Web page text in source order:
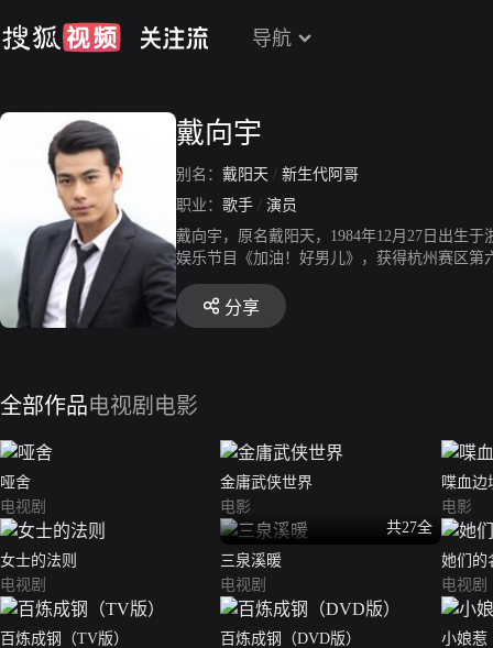
导航
戴向宇
别名： 戴阳天 / 新生代阿哥
职业： 歌手 / 演员
戴向宇，原名戴阳天，1984年12月27日出生
娱乐节目《加油！好男儿》，获得杭州赛区
团签约。2008年，出演个人首部电视剧《缘
配角提名、年度最佳新人奖。2010年，主演
国发展；同年，主演运动励志偶像剧《花样
视剧《三生三世枕上书》，剧中饰演聂初寅。
分享
全部作品电视剧 电影
哑舍
电视剧
金庸武侠世界
电影
喋血边
电影
女士的法则
电视剧
共27全
三泉溪暖
电视剧
她们的
电视剧
百炼成钢（TV版）
百炼成钢（DVD版）
小娘惹